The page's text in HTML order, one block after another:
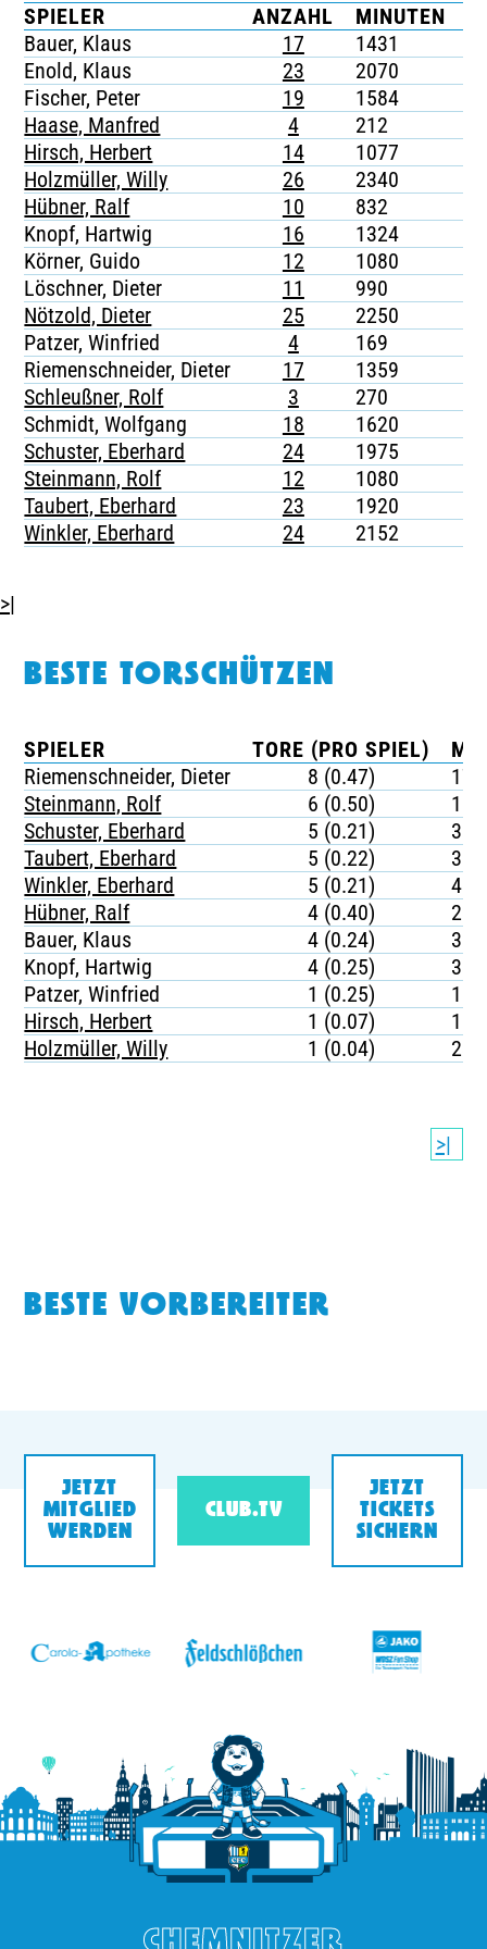
TICKETING
SPIELER
ANZAHL MINUTEN
Bauer, Klaus
17 1431
Enold, Klaus
23 2070
Fischer, Peter
19 1584
Haase, Manfred
4 212
Hirsch, Herbert
14 1077
Holzmüller, Willy
26 2340
Hübner, Ralf
10 832
Knopf, Hartwig
16 1324
Körner, Guido
12 1080
Löschner, Dieter
11 990
Nötzold, Dieter
25 2250
Patzer, Winfried
4 169
Riemenschneider, Dieter
17 1359
Schleußner, Rolf
3 270
Schmidt, Wolfgang
18 1620
Schuster, Eberhard
24 1975
Steinmann, Rolf
12 1080
Taubert, Eberhard
23 1920
Winkler, Eberhard
24 2152
>|
BESTE TORSCHÜTZEN
SPIELER TORE (PRO SPIEL)
Riemenschneider, Dieter
8 (0.47)
170
Steinmann, Rolf
6 (0.50)
180
Schuster, Eberhard
5 (0.21)
395
Taubert, Eberhard
5 (0.22)
384
Winkler, Eberhard
5 (0.21)
430
Hübner, Ralf
4 (0.40)
208
Bauer, Klaus
4 (0.24)
358
Knopf, Hartwig
4 (0.25)
331
Patzer, Winfried
1 (0.25)
169
Hirsch, Herbert
1 (0.07)
Holzmüller, Willy
1 (0.04)
>|
BESTE VORBEREITER
JETZT
MITGLIED
WERDEN
CLUB.TV
JETZT
TICKETS
SICHERN